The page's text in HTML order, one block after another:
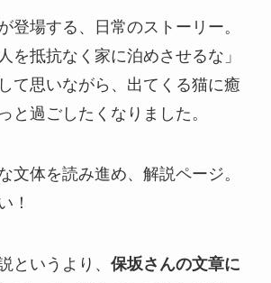
登場する、日常のストーリー。
を抵抗なく家に泊めさせるな」
て思いながら、出てくる猫に癒
と過ごしたくなりました。
文体を読み進め、解説ページ。
！
というより、 保坂さんの文章に